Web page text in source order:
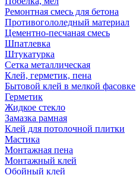
Ремонтная смесь для бетона
Противогололедный материал
Цементно-песчаная смесь
Шпатлевка
Штукатурка
Сетка металлическая
Клей, герметик, пена
Бытовой клей в мелкой фасовке
Герметик
Жидкое стекло
Замазка рамная
Клей для потолочной плитки
Мастика
Монтажная пена
Монтажный клей
Обойный клей